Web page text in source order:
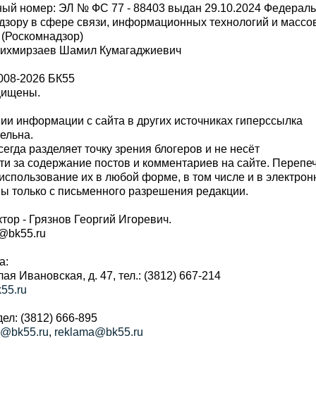
номер: ЭЛ № ФС 77 - 88403 выдан 29.10.2024
в сфере связи, информационных технологий и
Шамил Кумагаджиевич
2026 БК55
информации с сайта в других источниках гиперссылка
разделяет точку зрения блогеров и не несёт
за содержание постов и комментариев на сайте.
их в любой форме, в том числе и в
с письменного разрешения редакции.
- Грязнов Георгий Игоревич.
Ивановская, д. 47, тел.: (3812) 667-214
(3812) 666-895
, reklama@bk55.ru